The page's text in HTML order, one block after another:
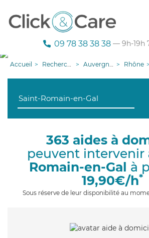
09 78 38 38 38 — 9h-19h
Accueil Recherche aide à domicile Auvergne-Rhône-Alpes Rhône
363 aides à
peuvent intervenir
Romain-en-Gal à
19,90€/h*
Sous réserve de leur disponibilité au